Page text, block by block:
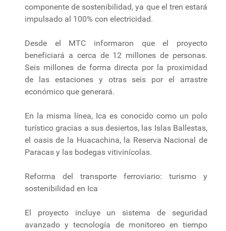
componente de sostenibilidad, ya que el tren estará
impulsado al 100% con electricidad.
Desde el MTC informaron que el proyecto
beneficiará a cerca de 12 millones de personas.
Seis millones de forma directa por la proximidad
de las estaciones y otras seis por el arrastre
económico que generará.
En la misma línea, Ica es conocido como un polo
turístico gracias a sus desiertos, las Islas Ballestas,
el oasis de la Huacachina, la Reserva Nacional de
Paracas y las bodegas vitivinícolas.
Reforma del transporte ferroviario: turismo y
sostenibilidad en Ica
El proyecto incluye un sistema de seguridad
avanzado y tecnología de monitoreo en tiempo